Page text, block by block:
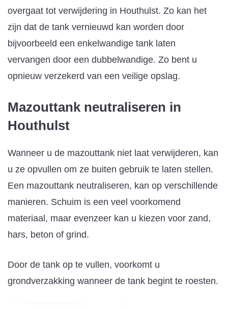
overgaat tot verwijdering in Houthulst. Zo kan het
zijn dat de tank vernieuwd kan worden door
bijvoorbeeld een enkelwandige tank laten
vervangen door een dubbelwandige. Zo bent u
opnieuw verzekerd van een veilige opslag.
Mazouttank neutraliseren in
Houthulst
Wanneer u de mazouttank niet laat verwijderen, kan
u ze opvullen om ze buiten gebruik te laten stellen.
Een mazouttank neutraliseren, kan op verschillende
manieren. Schuim is een veel voorkomend
materiaal, maar evenzeer kan u kiezen voor zand,
hars, beton of grind.
Door de tank op te vullen, voorkomt u
grondverzakking wanneer de tank begint te roesten.